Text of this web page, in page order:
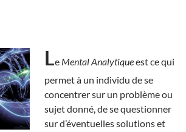
Le Mental Analytiqueest ce qui
permet à un individu de se
concentrer sur un problème ou
sujet donné, de se questionner
sur d’éventuelles solutions et